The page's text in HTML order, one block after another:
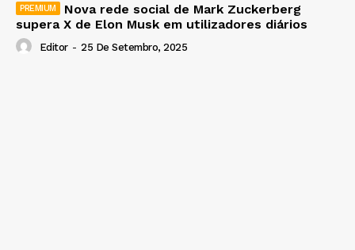
Nova rede social de Mark Zuckerberg
supera X de Elon Musk em utilizadores diários
Editor - 25 De Setembro, 2025